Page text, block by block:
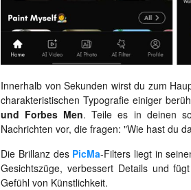
Innerhalb von Sekunden wirst du zum
charakteristischen Typografie einiger
und Forbes Men. Teile es in deinen
Nachrichten vor, die fragen: "Wie hast du
Die Brillanz des PicMa-Filters liegt in
Gesichtszüge, verbessert Details und
Gefühl von Künstlichkeit.